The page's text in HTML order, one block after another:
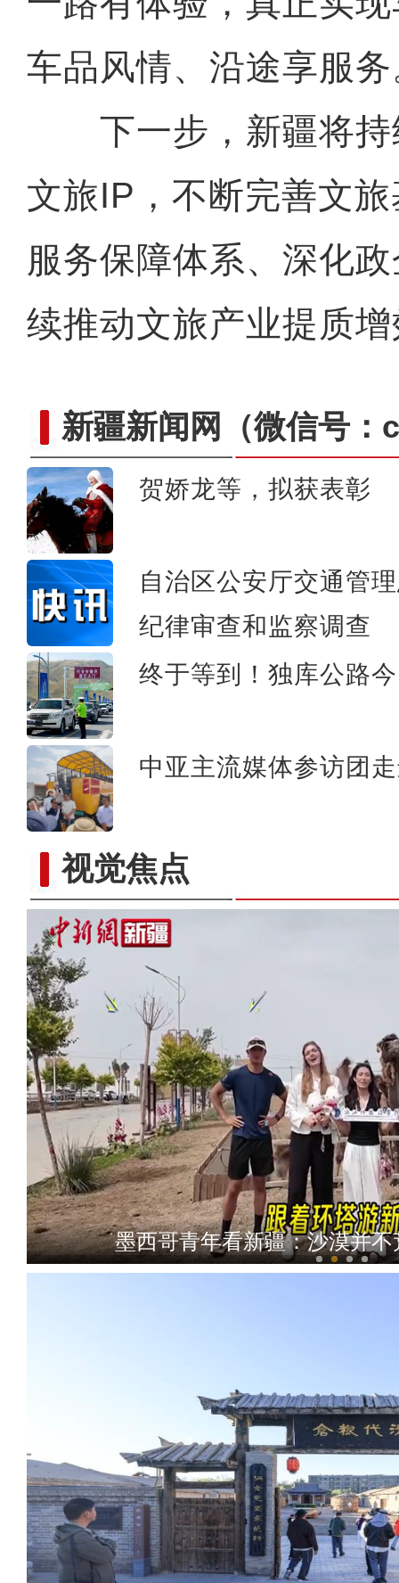
车品风情、沿途享服
下一步，新疆将持
文旅IP，不断完善文
服务保障体系、深化
续推动文旅产业提质
新疆新闻网 （微信号
贺娇龙等，拟获表彰
自治区公安厅交通管
纪律审查和监察调查
终于等到！独库公路
中亚主流媒体参访团
视觉焦点
大美边疆看我家丨新疆喀什：走
“最美天山公路”独库
墨西哥青年看新疆：沙漠并